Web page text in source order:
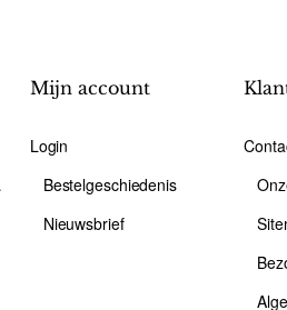
Mijn account
Login
Bestelgeschiedenis
Nieuwsbrief